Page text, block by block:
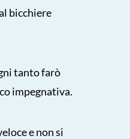
bicchiere
tanto farò
impegnativa.
e non si